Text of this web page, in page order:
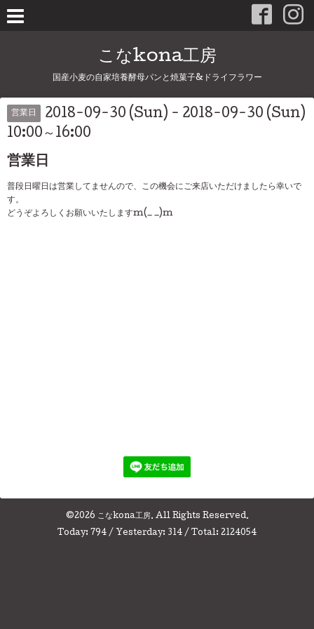
こなkona工房
国産小麦の自家培養酵母パンと焼菓子&ドライフラワー
営業日
2018-09-30 (Sun) - 2018-09-30 (Sun)
10:00～16:00
営業日
普段日曜日は営業してませんので、この機会にご来店いただけましたら幸いで
す。
どうぞよろしくお願いいたしますm(_ _)m
©2026 こなkona工房. All Rights Reserved.
Today: 794 / Yesterday: 314 / Total: 2124054